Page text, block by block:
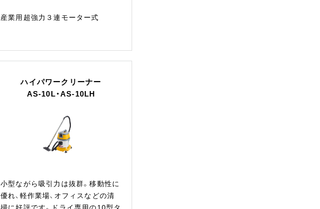
産業用超強力３連モーター式
ハイパワークリーナー
AS-10L・AS-10LH
小型ながら吸引力は抜群。移動性に
優れ、軽作業場、オフィスなどの清